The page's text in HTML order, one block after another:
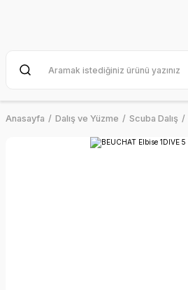
Anasayfa Dalış ve Yüzme Scuba Dalış